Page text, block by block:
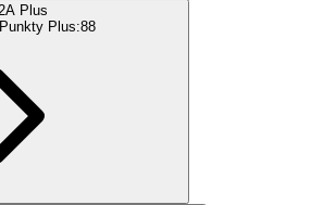
Plus
Plus:88